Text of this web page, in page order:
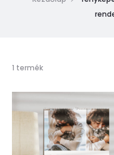
1 termékÖsszesen
találat